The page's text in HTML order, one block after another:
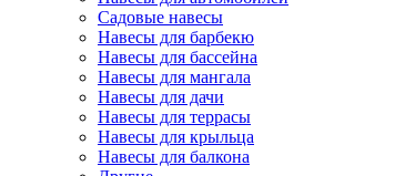
Садовые навесы
Навесы для барбекю
Навесы для бассейна
Навесы для мангала
Навесы для дачи
Навесы для террасы
Навесы для крыльца
Навесы для балкона